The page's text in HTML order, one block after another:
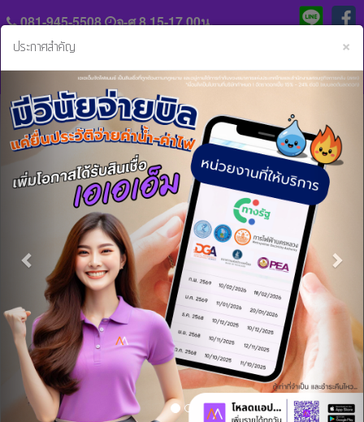
081-945-5508 จ-ศ 8.15-17.00น.
แจ้ง
หลัก
ฐาน
ชำระ
เชื่อ
และ
บริการ
ทางการ
เงิน
ประวัติ
ความ
เป็น
กับ
ติดต่อ
เรา
ข่าวสารและกิจกรรม
เอเอเอ็มจัดไฟแนนซ์ ออกสานสัมพันธ์ตัวแทนการตลาดกลุ่มรถ
บรรทุกของเอเอเอ็ม
เอเอเอ็มจัดไฟแนนซ์ ออกสานสัมพันธ์ตัวแทน
การตลาดกลุ่มรถบรรทุกของเอเอเอ็ม
14 พ.ค. 2562 16:47:03 น.
เอเอเอ็มจัดไฟแนนซ์ ออกสานสัมพันธ์ตัวแทนการตลาดกลุ่มรถบรรทุก
ของเอเอเอ็ม
#จัดไฟแนนซ์รถทุกชนิด #เงินด่วน #รถทุกชนิด
#เช่าซื้อ #วงเงินสูง #อนุมัติไว #แอพพลิเคชั่น
×
ประกาศสำคัญ
Previous